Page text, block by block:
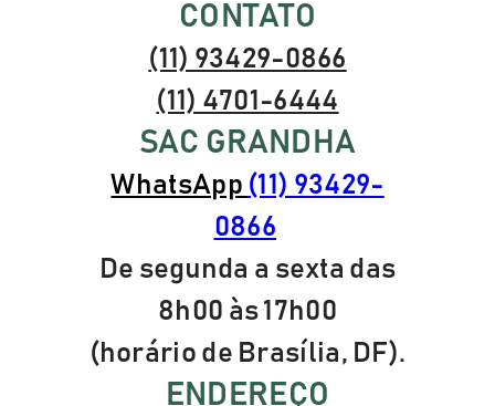
CONTATO
(11) 93429-0866
(11) 4701-6444
SAC GRANDHA
WhatsApp (11) 93429-
0866
De segunda a sexta das
8h00 às 17h00
(horário de Brasília, DF).
ENDEREÇO